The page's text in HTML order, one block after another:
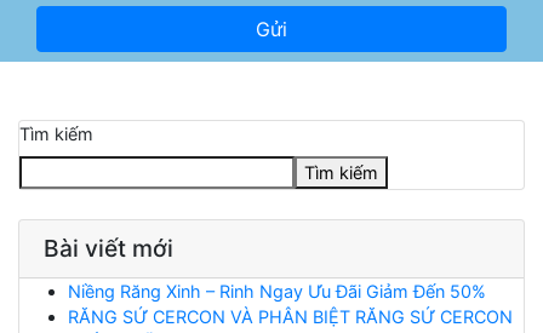
Tìm kiếm
Tìm kiếm
Bài viết mới
Niềng Răng Xinh – Rinh Ngay Ưu Đãi Giảm Đến 50%
RĂNG SỨ CERCON VÀ PHÂN BIỆT RĂNG SỨ CERCON